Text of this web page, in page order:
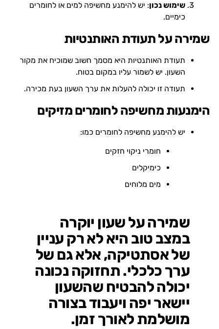
שימוש נכון: יש להימנע מחשיפה למים או לחומרים
כימיים.
שמירה על תעודת האותנטיות
תעודת האותנטיות היא מסמך חשוב שמוכיח את מקור
השעון. יש לשמור עליו במקום בטוח.
תעודה זו יכולה להעלות את ערך השעון בעת מכירה.
הימנעות מחשיפה לחומרים מזיקים
יש להימנע מחשיפה לחומרים כמו:
חומרי ניקוי חזקים
כימיקלים
מים מלוחים
שמירה על שעון יוקרה
במצב טוב היא לא רק עניין
של אסתטיקה, אלא גם של
ערך כלכלי. תחזוקה נכונה
יכולה להבטיח שהשעון
יישאר יפה ויעבוד בצורה
מושלמת לאורך זמן.